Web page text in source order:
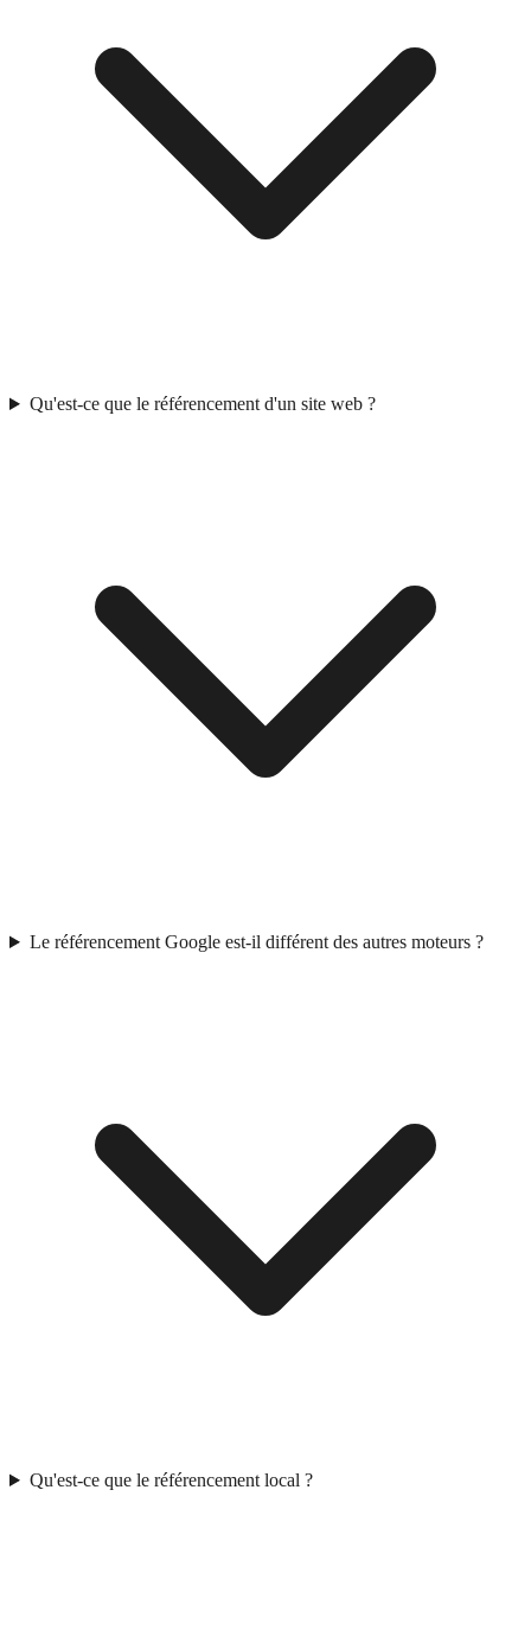
Qu'est-ce que le référencement d'un site web ?
Le référencement Google est-il différent des autres moteurs ?
Qu'est-ce que le référencement local ?